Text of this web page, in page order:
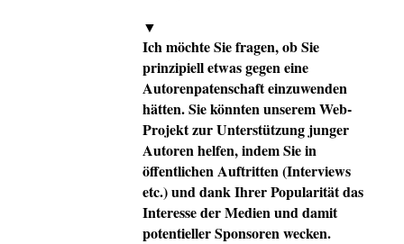
▼
Ich möchte Sie fragen, ob Sie
prinzipiell etwas gegen eine
Autorenpatenschaft einzuwenden
hätten. Sie könnten unserem Web-
Projekt zur Unterstützung junger
Autoren helfen, indem Sie in
öffentlichen Auftritten (Interviews
etc.) und dank Ihrer Popularität das
Interesse der Medien und damit
potentieller Sponsoren wecken.